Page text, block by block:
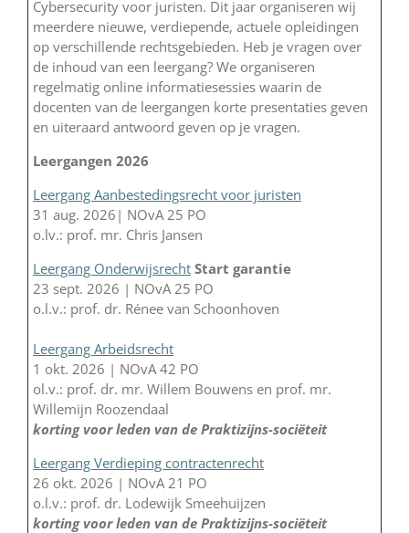
Cybersecurity voor juristen. Dit jaar organiseren wij
meerdere nieuwe, verdiepende, actuele opleidingen
op verschillende rechtsgebieden. Heb je vragen over
de inhoud van een leergang? We organiseren
regelmatig online informatiesessies waarin de
docenten van de leergangen korte presentaties geven
en uiteraard antwoord geven op je vragen.
Leergangen 2026
Leergang Aanbestedingsrecht voor juristen
31 aug. 2026| NOvA 25 PO
o.lv.: prof. mr. Chris Jansen
Leergang Onderwijsrecht Start garantie
23 sept. 2026 | NOvA 25 PO
o.l.v.: prof. dr. Rénee van Schoonhoven
Leergang Arbeidsrecht
1 okt. 2026 | NOvA 42 PO
ol.v.: prof. dr. mr. Willem Bouwens en prof. mr.
Willemijn Roozendaal
korting voor leden van de Praktizijns-sociëteit
Leergang Verdieping contractenrecht
26 okt. 2026 | NOvA 21 PO
o.l.v.: prof. dr. Lodewijk Smeehuijzen
korting voor leden van de Praktizijns-sociëteit